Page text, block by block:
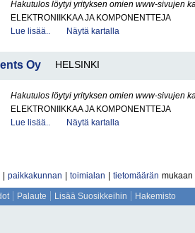
Hakutulos löytyi yrityksen omien www-sivujen
ELEKTRONIIKKAA JA KOMPONENTTEJA
Lue lisää..
Näytä kartalla
Oy HELSINKI
Hakutulos löytyi yrityksen omien www-sivujen
ELEKTRONIIKKAA JA KOMPONENTTEJA
Lue lisää..
Näytä kartalla
paikkakunnan toimialan tietomäärän mukaan
Palaute Lisää Suosikkeihin Hakemisto